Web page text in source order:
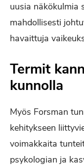
uusia näkökulmia
mahdollisesti
havaittuja
Termit
kunnolla
Myös Forsman
kehitykseen
voimakkaita
psykologian ja